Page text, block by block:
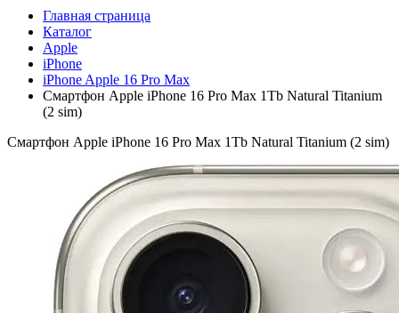
Главная страница
Каталог
Apple
iPhone
iPhone Apple 16 Pro Max
Смартфон Apple iPhone 16 Pro Max 1Tb Natural Titanium
(2 sim)
Смартфон Apple iPhone 16 Pro Max 1Tb Natural Titanium (2 sim)